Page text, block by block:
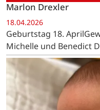
Marlon Drexler
18.04.2026
Geburtstag 18.
Michelle und Benedict